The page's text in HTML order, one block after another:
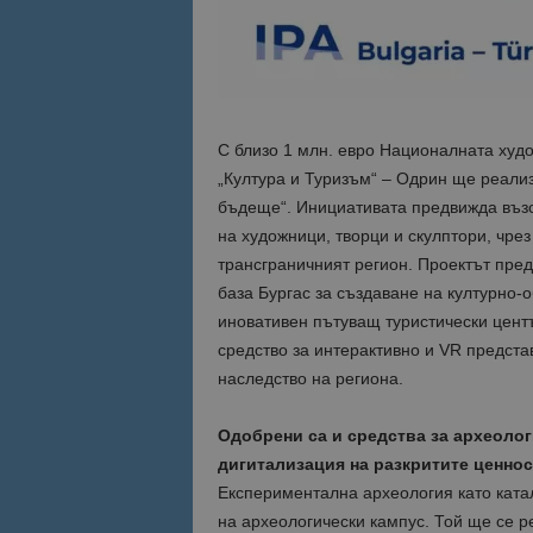
С близо 1 млн. евро Националната
„Култура и Туризъм“ – Одрин ще
бъдеще“. Инициативата предвижда
на художници, творци и скулптори,
трансграничният регион. Проектът
база Бургас за създаване на
иновативен пътуващ туристически
средство за интерактивно и VR
наследство на региона.
Одобрени са и средства за
дигитализация на разкритите
Експериментална археология като
на археологически кампус. Той ще се
Име
is_unique
_ga_B09EBBY8PY
_ga_FK650GXHRZ
Име